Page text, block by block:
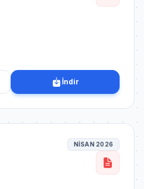
İndir
NİSAN 2026